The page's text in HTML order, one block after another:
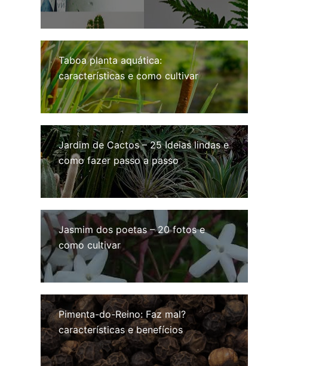
Taboa planta aquática:
características e como cultivar
Jardim de Cactos – 25 Ideias lindas e
como fazer passo a passo
Jasmim dos poetas – 20 fotos e
como cultivar
Pimenta-do-Reino: Faz mal?
características e benefícios